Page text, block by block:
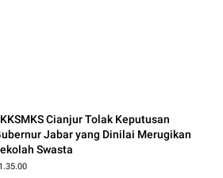
Cianjur Tolak Keputusan
Jabar yang Dinilai Merugikan
Swasta